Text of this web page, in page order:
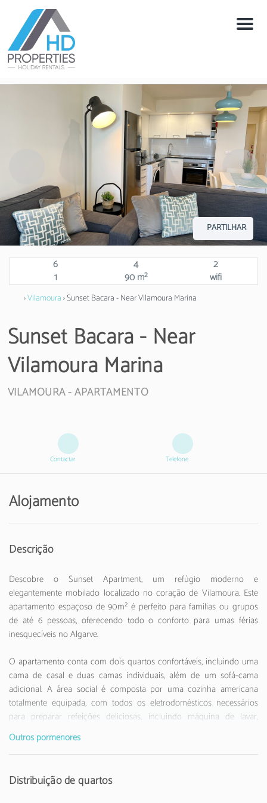
Menú
PARTILHAR
6 4
2
1
90 m² wifi
›Vilamoura› Sunset Bacara - Near Vilamoura Marina
Sunset Bacara - Near
Vilamoura Marina
VILAMOURA -APARTAMENTO
Contactar Telefone
Alojamento
Descrição
Descobre o Sunset Apartment, um refúgio moderno e
elegantemente mobilado localizado no coração de Vilamoura. Este
apartamento espaçoso de 90m² é perfeito para famílias ou grupos
de até 6 pessoas, oferecendo todo o conforto para umas férias
inesquecíveis no Algarve.
O apartamento conta com dois quartos confortáveis, incluindo uma
cama de casal e duas camas individuais, além de um sofá-cama
adicional. A área social é composta por uma cozinha americana
totalmente equipada, com todos os eletrodomésticos necessários
para preparar refeições deliciosas, incluindo máquina de lavar,
máquina de secar, forno, micro-ondas, máquina de café e muito
mais.
este apartamento oferece uma localização privilegiada. As praias de
Outros pormenores
Distribuição de quartos